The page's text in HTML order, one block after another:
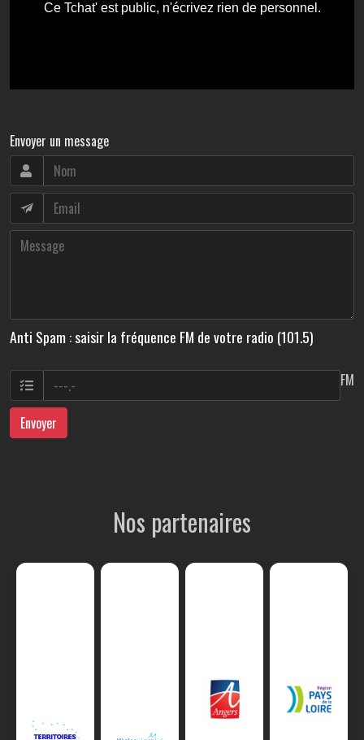
Envoyer un message
Anti Spam : saisir la fréquence FM de votre radio (101.5)
FM
Envoyer
Nos partenaires